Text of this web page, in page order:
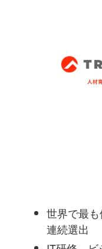
世界で最
連続選出